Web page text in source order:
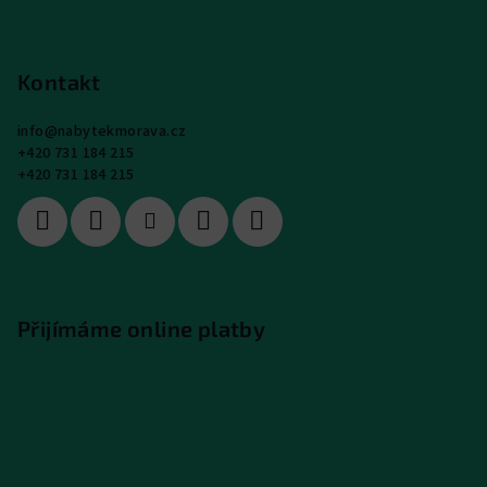
Kontakt
info@nabytekmorava.cz
+420 731 184 215
+420 731 184 215
Přijímáme online platby